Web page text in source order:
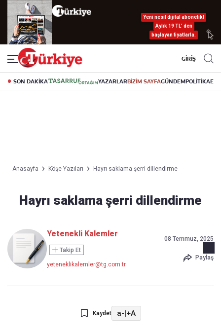
Yeni nesil dijital abonelik!
Aylık 19 TL’ den
başlayan fiyatlarla.
GİRİŞ
SON DAKİKA YAZARLARBİZİM SAYFAGÜNDEMPOLİTİKA
Anasayfa Köşe Yazıları Hayrı saklama şerri dillendirme
Hayrı saklama şerri dillendirme
Yetenekli Kalemler
Takip Et
yeteneklikalemler@tg.com.tr
08 Temmuz, 2025
Paylaş
Kaydet a-|+A